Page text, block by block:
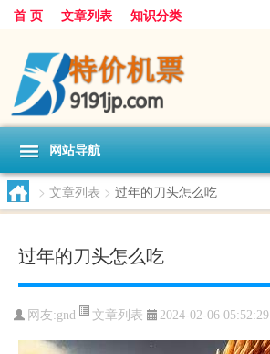
首 页 文章列表 知识分类
网站导航
> 文章列表 > 过年的刀头怎么吃
过年的刀头怎么吃
网友:gnd 文章列表 2024-02-06 05:52:29